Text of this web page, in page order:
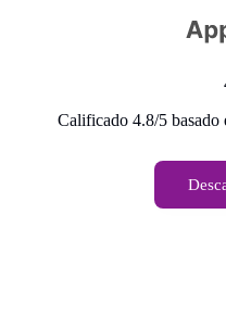
Calificado 4.8/5 basado